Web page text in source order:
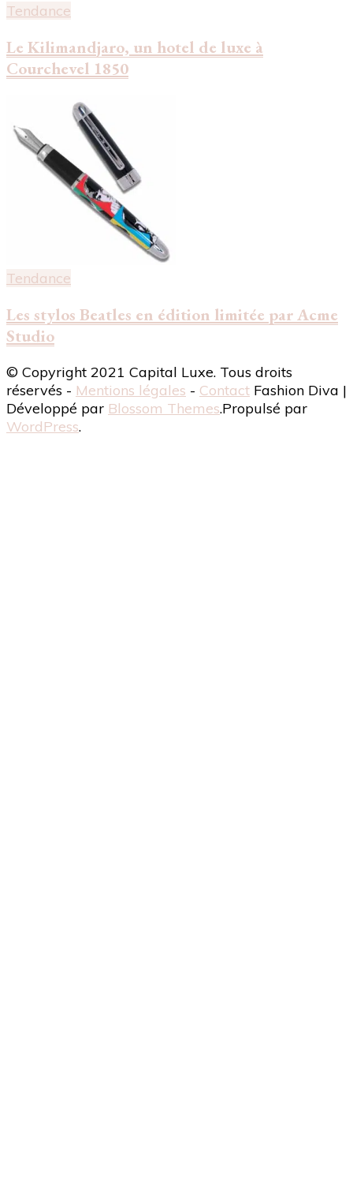
Tendance
Le Kilimandjaro, un hotel de luxe à
Courchevel 1850
Tendance
Les stylos Beatles en édition limitée par Acme
Studio
© Copyright 2021 Capital Luxe. Tous droits
réservés - Mentions légales - Contact Fashion Diva |
Développé par Blossom Themes.Propulsé par
WordPress.